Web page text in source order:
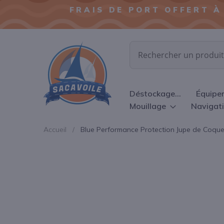
FRAIS DE PORT OFFERT
Chercher
Déstockage...
Mouillage
Accueil Blue Performance Protection Jupe de